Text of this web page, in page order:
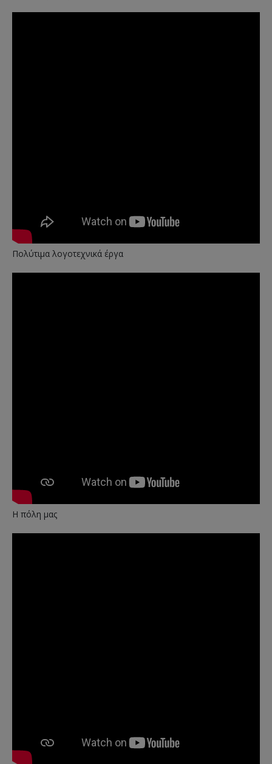
Πολύτιμα λογοτεχνικά έργα
Η πόλη μας